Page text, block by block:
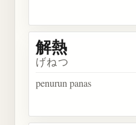
解熱
げねつ
penurun panas